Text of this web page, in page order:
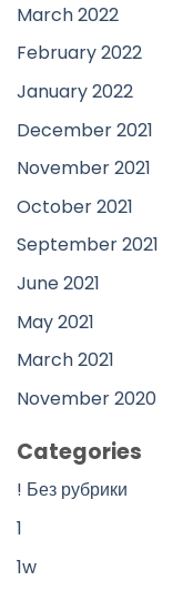
March 2022
February 2022
January 2022
December 2021
November 2021
October 2021
September 2021
June 2021
May 2021
March 2021
November 2020
Categories
! Без рубрики
1
1w